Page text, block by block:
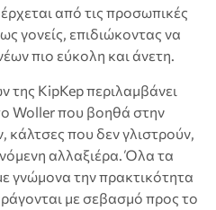
από τις προσωπικές
γονείς, επιδιώκοντας να
πιο εύκολη και άνετη.
της KipKep περιλαμβάνει
Woller που βοηθά στην
που δεν γλιστρούν,
αλλαξιέρα. Όλα τα
γνώμονα την πρακτικότητα
με σεβασμό προς το